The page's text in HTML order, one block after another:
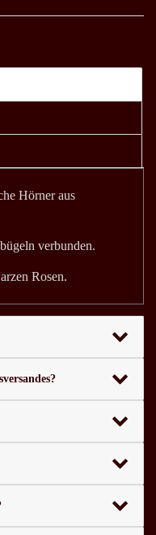
Hörner aus
verbunden.
Rosen.